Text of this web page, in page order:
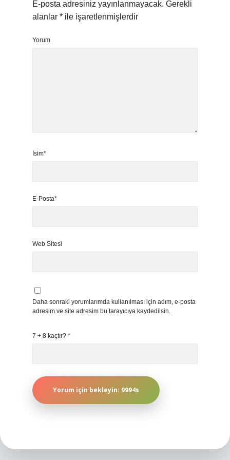
E-posta adresiniz yayınlanmayacak. Gerekli
alanlar * ile işaretlenmişlerdir
Yorum
İsim*
E-Posta*
Web Sitesi
Daha sonraki yorumlarımda kullanılması için adım, e-posta
adresim ve site adresim bu tarayıcıya kaydedilsin.
7 + 8 kaçtır? *